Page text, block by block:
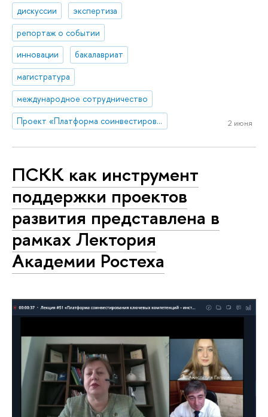
дискуссии
экспертиза
репортаж о событии
инновации
бакалавриат
магистратура
международное сотрудничество
Проект «Платформа соинвестирования ключевых компетенций»
2 июня
ПСКК как инструмент
поддержки проектов
развития представлена в
рамках Лектория
Академии Ростеха